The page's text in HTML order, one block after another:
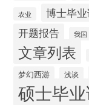
农业 博士毕
开题报告 我国
文章列表
梦幻西游 浅谈
硕士毕